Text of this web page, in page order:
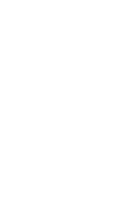
ou